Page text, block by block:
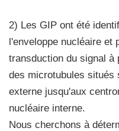
2) Les GIP ont été
l'enveloppe nucléaire et
transduction du signal
des microtubules situés
externe jusqu'aux
nucléaire interne.
Nous cherchons à